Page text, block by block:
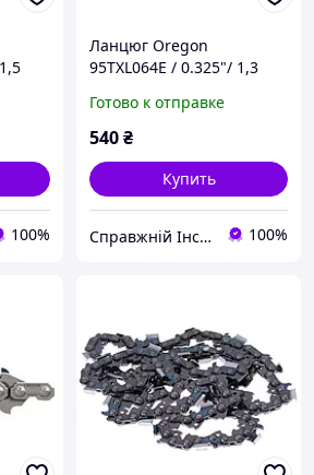
100%
Ланцюг Oregon
95TXL064E / 0.325"/ 1,3
Готово к отправке
540₴
Купить
Справжній Інструмент 100%